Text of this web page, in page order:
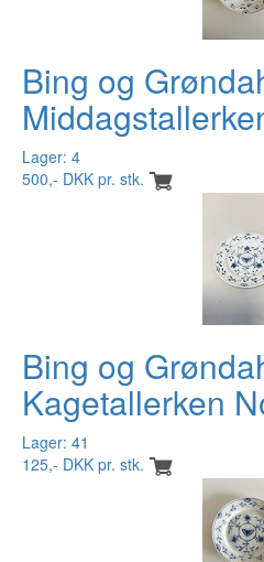
Bing og
Lager: 4
500,- DKK pr. stk.
Bing og
Kagetallerken
Lager: 41
125,- DKK pr. stk.